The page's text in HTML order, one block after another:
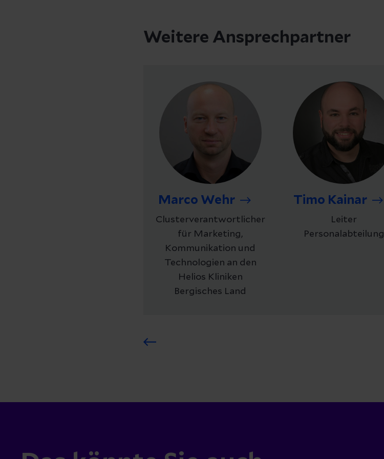
Weitere Ansprechpartner
Marco Wehr
Clusterverantwortlicher
für Marketing,
Kommunikation und
Technologien an den
Helios Kliniken
Bergisches Land
Timo Kainar
Leiter
Personalabteilung